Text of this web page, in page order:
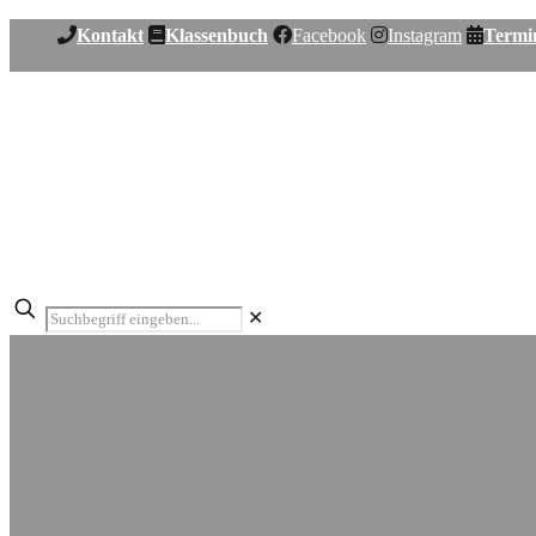
Kontakt Klassenbuch Facebook Instagram
✕